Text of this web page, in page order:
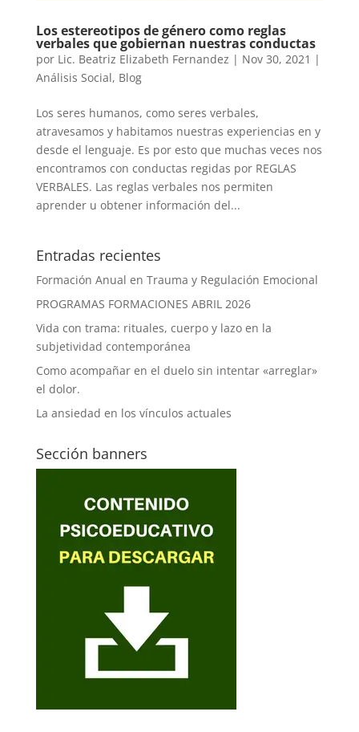
Los estereotipos de género como reglas
verbales que gobiernan nuestras conductas
por Lic. Beatriz Elizabeth Fernandez | Nov 30, 2021 |
Análisis Social, Blog
Los seres humanos, como seres verbales,
atravesamos y habitamos nuestras experiencias en y
desde el lenguaje. Es por esto que muchas veces nos
encontramos con conductas regidas por REGLAS
VERBALES. Las reglas verbales nos permiten
aprender u obtener información del...
Entradas recientes
Formación Anual en Trauma y Regulación Emocional
PROGRAMAS FORMACIONES ABRIL 2026
Vida con trama: rituales, cuerpo y lazo en la
subjetividad contemporánea
Como acompañar en el duelo sin intentar «arreglar»
el dolor.
La ansiedad en los vínculos actuales
Sección banners